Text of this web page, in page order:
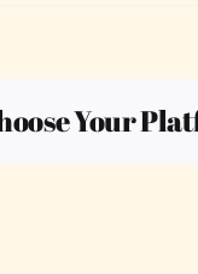
Your